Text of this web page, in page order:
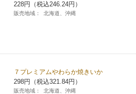
228円（税込246.24円）
販売地域： 北海道、沖縄
７プレミアムやわらか焼きいか
298円（税込321.84円）
販売地域： 北海道、沖縄